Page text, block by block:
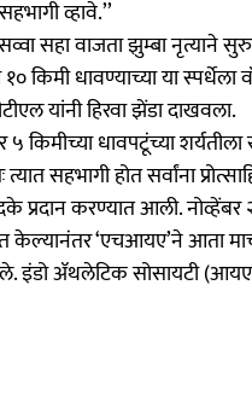
व्हावे.’’
सहा वाजता झुम्बा नृत्याने
किमी धावण्याच्या या स्पर्धेला
यांनी हिरवा झेंडा दाखवला.
५ किमीच्या धावपटूंच्या
सहभागी होत सर्वांना
प्रदान करण्यात आली.
केल्यानंतर ‘एचआयए’ने आता
इंडो ॲथलेटिक सोसायटी